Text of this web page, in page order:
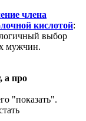
члена
кислотой:
выбор
мужчин.
а про
"показать".